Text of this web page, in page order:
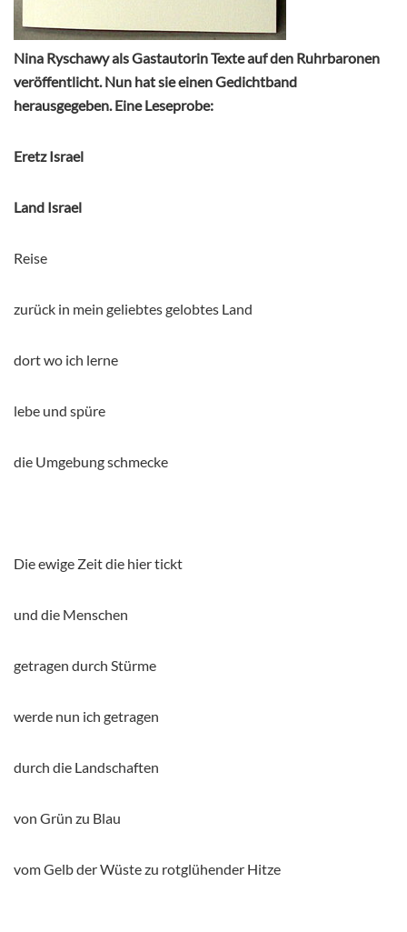
Nina Ryschawy als Gastautorin Texte auf den Ruhrbaronen
veröffentlicht. Nun hat sie einen Gedichtband
herausgegeben. Eine Leseprobe:
Eretz Israel
Land Israel
Reise
zurück in mein geliebtes gelobtes Land
dort wo ich lerne
lebe und spüre
die Umgebung schmecke
Die ewige Zeit die hier tickt
und die Menschen
getragen durch Stürme
werde nun ich getragen
durch die Landschaften
von Grün zu Blau
vom Gelb der Wüste zu rotglühender Hitze